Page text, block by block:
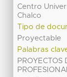
Centro
Chalco
Tipo de
Proyectable
Palabras
PROYECTOS